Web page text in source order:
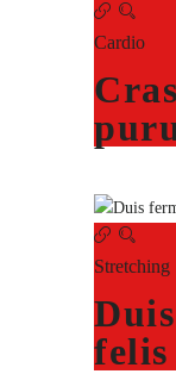
Cardio
Stretching
felis